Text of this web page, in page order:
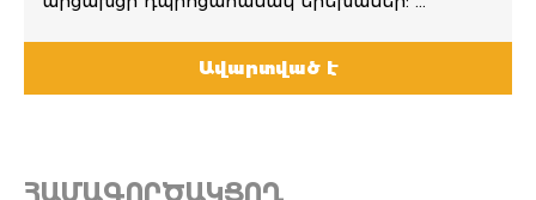
Ավարտված է
ՀԱՄԱԳՈՐԾԱԿՑՈՂ